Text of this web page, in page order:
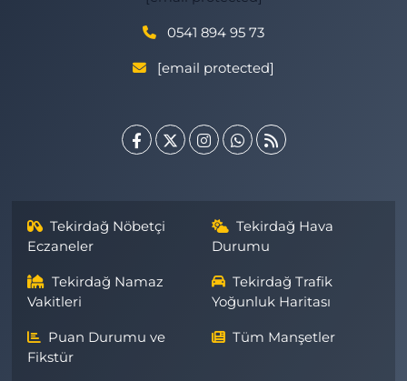
0541 894 95 73
[email protected]
Tekirdağ Nöbetçi
Eczaneler
Tekirdağ Hava
Durumu
Tekirdağ Namaz
Vakitleri
Tekirdağ Trafik
Yoğunluk Haritası
Puan Durumu ve
Fikstür
Tüm Manşetler